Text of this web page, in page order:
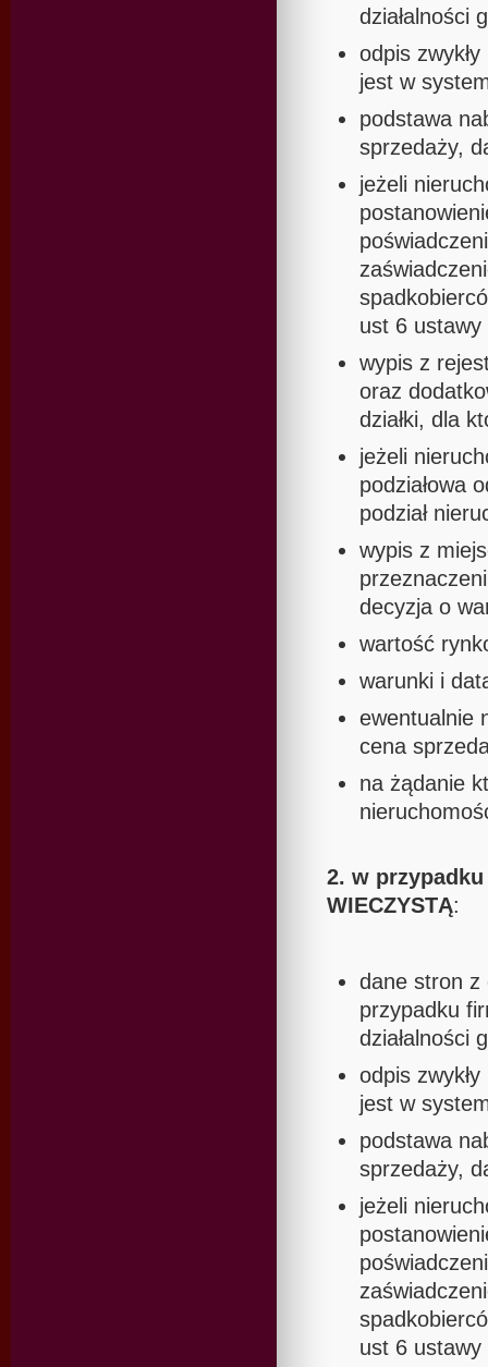
działalności
odpis
jest w
podstawa
sprzedaży,
jeżeli
ust 6
wypis z
oraz
działki, dla
jeżeli
podziałowa
podział
wypis z
decyzja o
wartość
warunki i
ewentualnie
cena
na żądanie
2. w przypadku
WIECZYSTĄ:
dane stron z
przypadku
działalności
odpis
jest w
podstawa
sprzedaży,
jeżeli
ust 6